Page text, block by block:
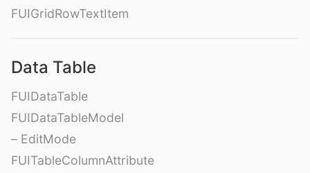
FUIGridRowTextItem
Data Table
FUIDataTable
FUIDataTableModel
– EditMode
FUITableColumnAttribute